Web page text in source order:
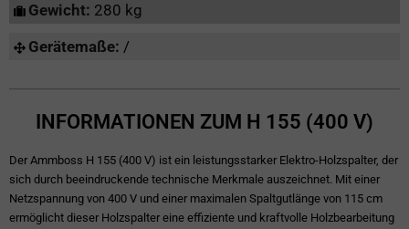
Gewicht: 280 kg
Gerätemaße: /
INFORMATIONEN ZUM H 155 (400 V)
Der Ammboss H 155 (400 V) ist ein leistungsstarker Elektro-Holzspalter, der
sich durch beeindruckende technische Merkmale auszeichnet. Mit einer
Netzspannung von 400 V und einer maximalen Spaltgutlänge von 115 cm
ermöglicht dieser Holzspalter eine effiziente und kraftvolle Holzbearbeitung